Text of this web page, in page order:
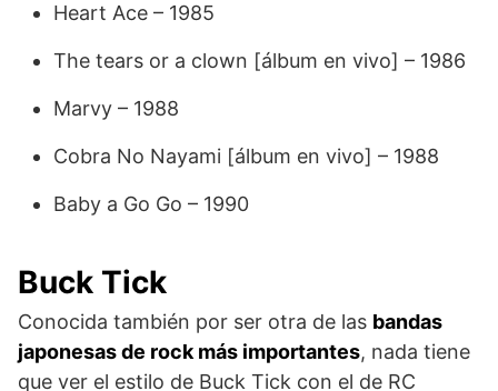
Heart Ace – 1985
The tears or a clown [álbum en vivo] – 1986
Marvy – 1988
Cobra No Nayami [álbum en vivo] – 1988
Baby a Go Go – 1990
Buck Tick
Conocida también por ser otra de las bandas
japonesas de rock más importantes, nada tiene
que ver el estilo de Buck Tick con el de RC